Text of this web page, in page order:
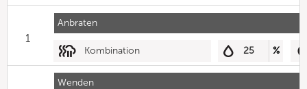
Anbraten
1
Kombination 25 %
Wenden